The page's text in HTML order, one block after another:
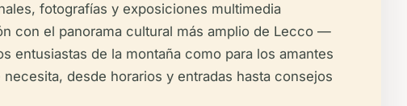
fotografías y exposiciones multimedia
con el panorama cultural más amplio de Lecco —
entusiastas de la montaña como para los amantes
desde horarios y entradas hasta consejos